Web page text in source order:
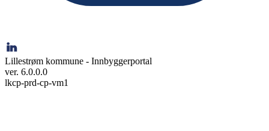
Lillestrøm kommune - Innbyggerportal
ver. 6.0.0.0
lkcp-prd-cp-vm1